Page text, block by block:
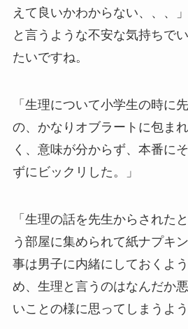
えて良いかわからない、、、」
と言うような不安な気持ちで
たいですね。
「生理について小学生の時に
の、かなりオブラートに包ま
く、意味が分からず、本番に
ずにビックリした。」
「生理の話を先生からされた
う部屋に集められて紙ナプキ
事は男子に内緒にしておくよ
め、生理と言うのはなんだか
いことの様に思ってしまうよう